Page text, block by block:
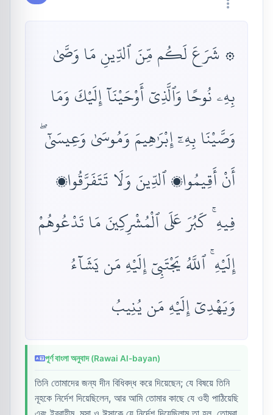
۞ شَرَعَ لَكُم مِّنَ ٱلدِّينِ مَا وَصَّىٰ
بِهِۦ نُوحًا وَٱلَّذِىٓ أَوْحَيْنَآ إِلَيْكَ وَمَا
وَصَّيْنَا بِهِۦٓ إِبْرَٰهِيمَ وَمُوسَىٰ وَعِيسَىٰٓ ۖ
أَنْ أَقِيمُوا۟ ٱلدِّينَ وَلَا تَتَفَرَّقُوا۟
فِيهِ ۚ كَبُرَ عَلَى ٱلْمُشْرِكِينَ مَا تَدْعُوهُمْ
إِلَيْهِ ۚ ٱللَّهُ يَجْتَبِىٓ إِلَيْهِ مَن يَشَآءُ
وَيَهْدِىٓ إِلَيْهِ مَن يُنِيبُ
পূর্ণ বাংলা অনুবাদ (Rawai Al-bayan)
তিনি তোমাদের জন্য দীন বিধিবদ্ধ করে দিয়েছেন; যে বিষয়ে তিনি
নূহকে নির্দেশ দিয়েছিলেন, আর আমি তোমার কাছে যে ওহী পাঠিয়েছি